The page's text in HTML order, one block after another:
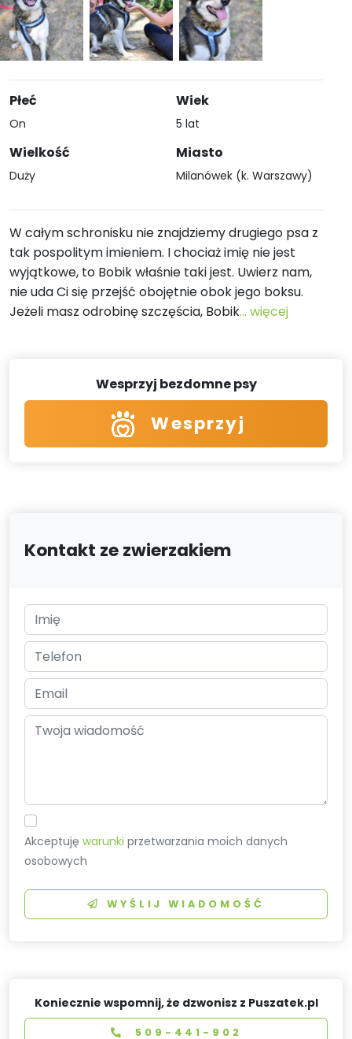
Płeć
On
Wielkość
Duży
Wiek
5 lat
Miasto
Milanówek (k. Warszawy)
W całym schronisku nie znajdziemy drugiego psa z
tak pospolitym imieniem. I chociaż imię nie jest
wyjątkowe, to Bobik właśnie taki jest. Uwierz nam,
nie uda Ci się przejść obojętnie obok jego boksu.
Jeżeli masz odrobinę szczęścia, Bobik... więcej
Wesprzyj bezdomne psy
Wesprzyj
Kontakt ze zwierzakiem
Akceptujęwarunki przetwarzania moich danych
osobowych
WYŚLIJ WIADOMOŚĆ
Koniecznie wspomnij, że dzwonisz z Puszatek.pl
509-441-902